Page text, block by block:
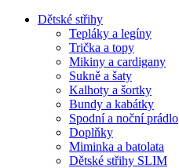
Dětské střihy
Tepláky a legíny
Trička a topy
Mikiny a cardigany
Sukně a šaty
Kalhoty a šortky
Bundy a kabátky
Spodní a noční prádlo
Doplňky
Miminka a batolata
Dětské střihy SLIM